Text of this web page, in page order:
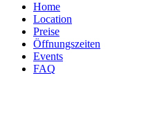
Home
Location
Preise
Öffnungszeiten
Events
FAQ